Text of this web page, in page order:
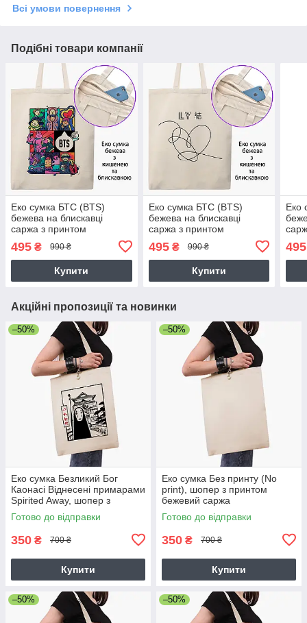
Всі умови повернення
Подібні товари компанії
Еко сумка БТС (BTS)
бежева на блискавці
саржа з принтом
495 ₴ 990 ₴
Купити
Еко сумка БТС (BTS)
бежева на блискавці
саржа з принтом
495₴ 990 ₴
Купити
Еко
495
Акційні пропозиції та новинки
–50%
Еко сумка Безликий Бог
Каонасі Віднесені примарами
Spirited Away, шопер з
принтом бежевий саржа
Готово до відправки
350 ₴ 700 ₴
Купити
–50%
Еко сумка Без принту (No
print), шопер з принтом
бежевий саржа
Готово до відправки
350 ₴ 700 ₴
Купити
–50% –50%